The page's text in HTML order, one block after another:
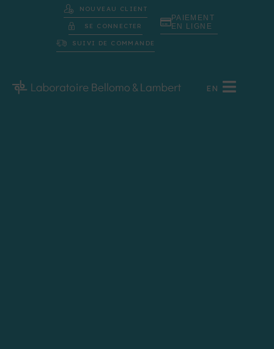
NOUVEAU CLIENT
SE CONNECTER
SUIVI DE COMMANDE
PAIEMENT
EN LIGNE
EN